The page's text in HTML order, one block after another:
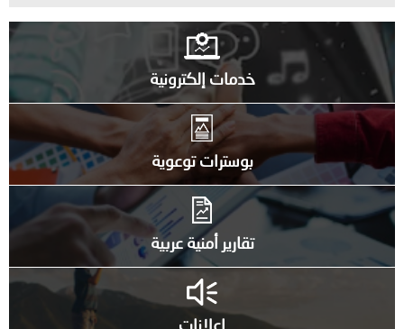
خدمات إلكترونية
بوسترات توعوية
تقارير أمنية عربية